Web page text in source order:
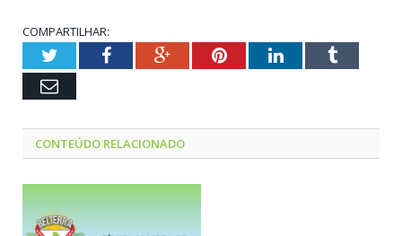
COMPARTILHAR:
TwitterFacebookGoogle+PinterestLinkedInTumblr
Email
CONTEÚDO RELACIONADO